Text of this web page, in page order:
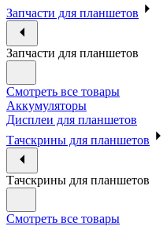
Запчасти для планшетов
Запчасти для планшетов
Смотреть все товары
Аккумуляторы
Дисплеи для планшетов
Тачскрины для планшетов
Тачскрины для планшетов
Смотреть все товары